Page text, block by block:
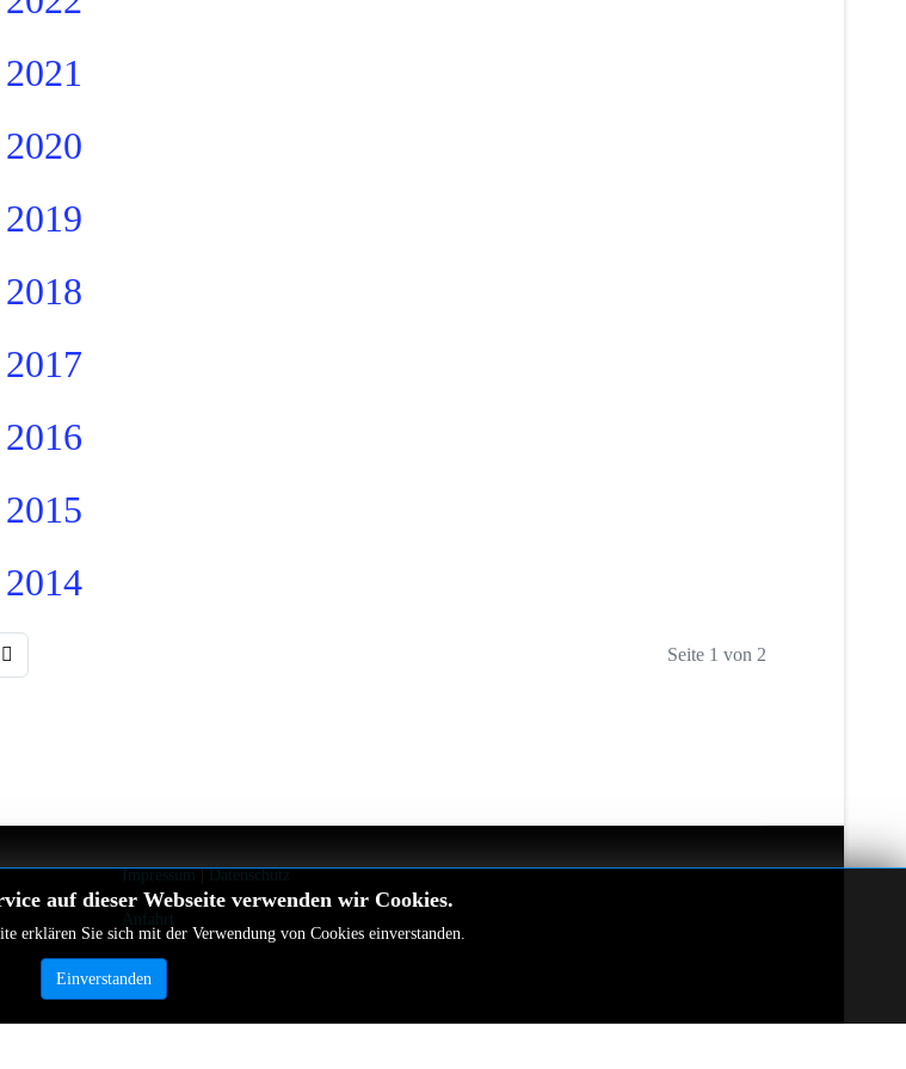
Seite 1 von 2
auf dieser Webseite verwenden wir Cookies.
erklären Sie sich mit der Verwendung von Cookies einverstanden.
Einverstanden
Impressum Datenschutz
Anfahrt